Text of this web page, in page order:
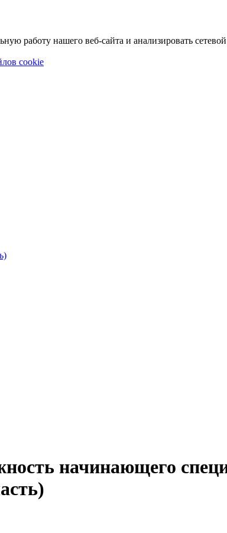
работу нашего веб-сайта и анализировать
cookie
начинающего